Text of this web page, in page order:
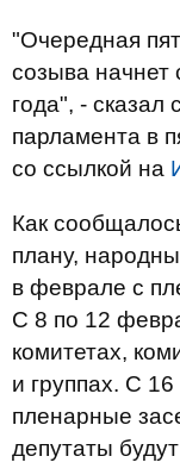
"Очередная
созыва
года", - сказал
парламента в
со ссылкой на
Как
плану,
в феврале с
С 8 по 12
комитетах,
и группах. С
пленарные
депутаты